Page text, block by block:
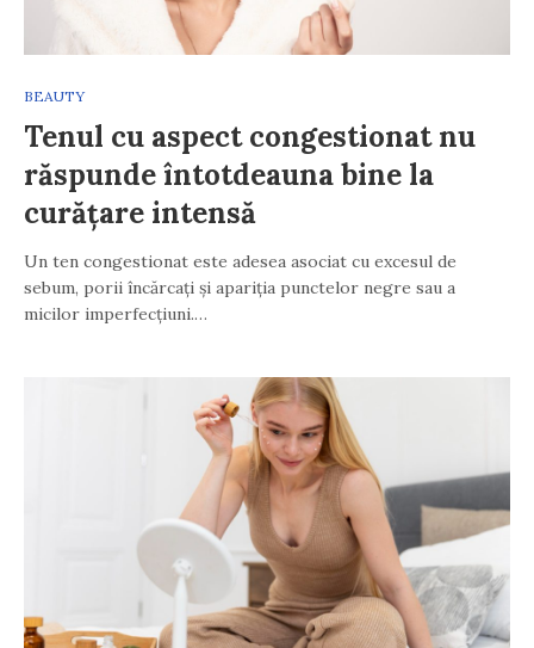
BEAUTY
Tenul cu aspect congestionat nu
răspunde întotdeauna bine la
curățare intensă
Un ten congestionat este adesea asociat cu excesul de
sebum, porii încărcați și apariția punctelor negre sau a
micilor imperfecțiuni.…